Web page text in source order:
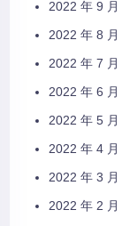
2022 年 9 月
2022 年 8 月
2022 年 7 月
2022 年 6 月
2022 年 5 月
2022 年 4 月
2022 年 3 月
2022 年 2 月